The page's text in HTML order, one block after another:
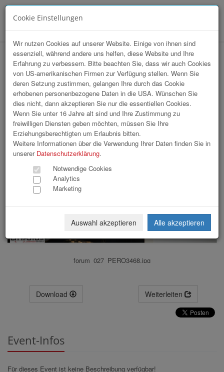
Business Upper Austria | Business &
Technology Forum Tag 1 und 2
forum_027_PERO3468.jpg
Download Weiterleiten
Event-Infos
Für dieses Event ist keine Beschreibung verfügbar!
Cookie Einstellungen
Wir nutzen Cookies auf unserer Website. Einige von ihnen sind
essenziell, während andere uns helfen, diese Website und Ihre
Erfahrung zu verbessern. Bitte beachten Sie, dass wir auch Cookies
von US-amerikanischen Firmen zur Verfügung stellen. Wenn Sie
deren Setzung zustimmen, gelangen Ihre durch das Cookie
erhobenen personenbezogene Daten in die USA. Wünschen Sie
dies nicht, dann akzeptieren Sie nur die essentiellen Cookies.
Wenn Sie unter 16 Jahre alt sind und Ihre Zustimmung zu
freiwilligen Diensten geben möchten, müssen Sie Ihre
Erziehungsberechtigten um Erlaubnis bitten.
Weitere Informationen über die Verwendung Ihrer Daten finden Sie in
unserer Datenschutzerklärung.
Notwendige Cookies
Analytics
Marketing
Auswahl akzeptieren Alle akzeptieren